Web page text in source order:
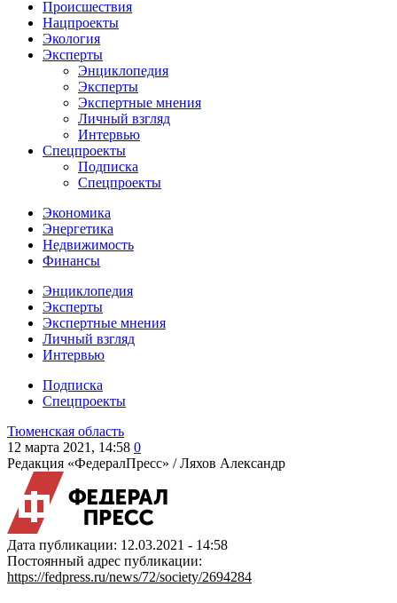
Происшествия
Нацпроекты
Экология
Эксперты
Энциклопедия
Эксперты
Экспертные мнения
Личный взгляд
Интервью
Спецпроекты
Подписка
Спецпроекты
Экономика
Энергетика
Недвижимость
Финансы
Энциклопедия
Эксперты
Экспертные мнения
Личный взгляд
Интервью
Подписка
Спецпроекты
Тюменская область
12 марта 2021, 14:58 0
Редакция «ФедералПресс» /Ляхов Александр
Дата публикации: 12.03.2021 - 14:58
Постоянный адрес публикации:
https://fedpress.ru/news/72/society/2694284